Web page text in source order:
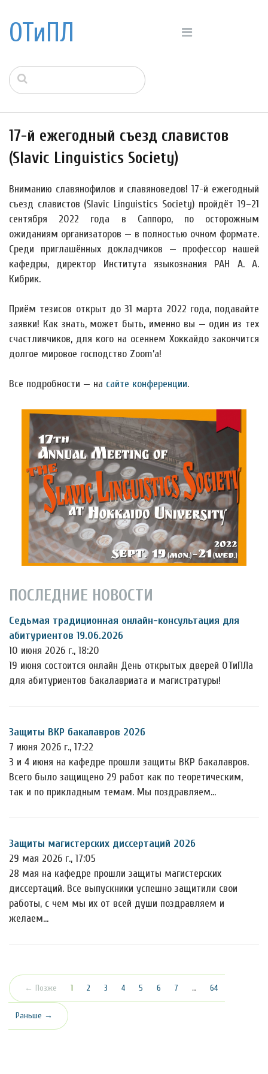
ОТиПЛ
17-й ежегодный съезд славистов
(Slavic Linguistics Society)
Вниманию славянофилов и славяноведов! 17-й ежегодный
съезд славистов (Slavic Linguistics Society) пройдёт 19–21
сентября 2022 года в Саппоро, по осторожным
ожиданиям организаторов — в полностью очном формате.
Среди приглашённых докладчиков — профессор нашей
кафедры, директор Института языкознания РАН А. А.
Кибрик.
Приём тезисов открыт до 31 марта 2022 года, подавайте
заявки! Как знать, может быть, именно вы — один из тех
счастливчиков, для кого на осеннем Хоккайдо закончится
долгое мировое господство Zoom’а!
Все подробности — на сайте конференции.
ПОСЛЕДНИЕ НОВОСТИ
Седьмая традиционная онлайн-консультация для
абитуриентов 19.06.2026
10 июня 2026 г., 18:20
19 июня состоится онлайн День открытых дверей ОТиПЛа
для абитуриентов бакалавриата и магистратуры!
Защиты ВКР бакалавров 2026
7 июня 2026 г., 17:22
3 и 4 июня на кафедре прошли защиты ВКР бакалавров.
Всего было защищено 29 работ как по теоретическим,
так и по прикладным темам. Мы поздравляем…
Защиты магистерских диссертаций 2026
29 мая 2026 г., 17:05
28 мая на кафедре прошли защиты магистерских
диссертаций. Все выпускники успешно защитили свои
работы, с чем мы их от всей души поздравляем и
желаем…
← Позже 1 (текущая)
2 3 4 5 6 7 … 64
Раньше →